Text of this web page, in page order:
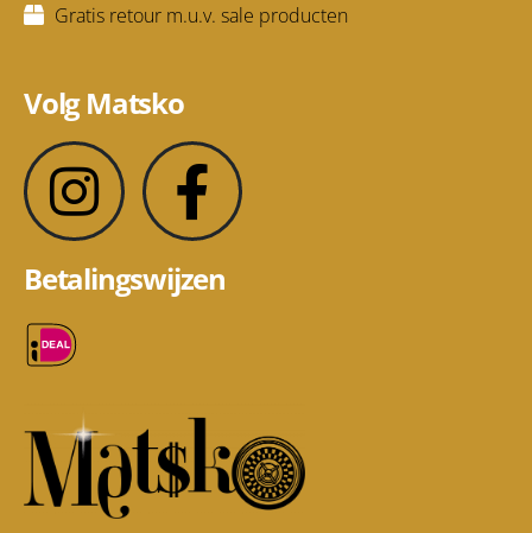
Gratis retour m.u.v. sale producten
Volg Matsko
Betalingswijzen